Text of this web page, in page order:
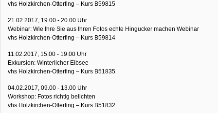
vhs Holzkirchen-Otterfing – Kurs B59815
21.02.2017, 19.00 - 20.00 Uhr
Webinar: Wie Ihre Sie aus Ihren Fotos echte Hingucker machen Webinar
vhs Holzkirchen-Otterfing – Kurs B59814
11.02.2017, 15.00 - 19.00 Uhr
Exkursion: Winterlicher Eibsee
vhs Holzkirchen-Otterfing – Kurs B51835
04.02.2017, 09.00 - 13.00 Uhr
Workshop: Fotos richtig belichten
vhs Holzkirchen-Otterfing – Kurs B51832